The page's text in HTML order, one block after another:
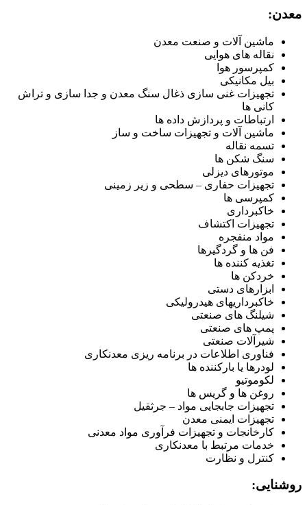
معدن:
ماشین آلات و صنعت معدن
نقاله های هوایی
کمپرسور هوا
بیل مکانیکی
تجهیزات غنی سازی ذغال سنگ معدن و جدا سازی و تراش
کانی ها
ارتباطات و پردازش داده ها
ماشین آلات و تجهیزات ساخت و ساز
تسمه نقاله
سنگ شکن ها
موتورهای دیزلی
تجهیزات حفاری – سطحی و زیر زمینی
کمپرسی ها
خاکبرداری
تجهیزات اکتشاف
مواد منفجره
فن ها و گردگیرها
تغذیه کننده ها
خردکن ها
ابزارهای دستی
خاکبرداریهای هیدرولیکی
شیلنگ های صنعتی
پمپ های صنعتی
شیرآلات صنعتی
فناوری اطلاعات در برنامه ریزی معدنکاری
لودرها یا بارکننده ها
لکوموتیو
روغن ها و گریس ها
تجهیزات جابجایی مواد – جرثقیل
تجهیزات ایمنی معدن
کارخانجات و تجهیزات فرآوری مواد معدنی
خدمات مرتبط با معدنکاری
کنترل و نظارت
روشنایی: